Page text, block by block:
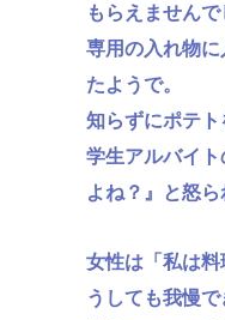
もらえませんで
専用の入れ物
たようで。
知らずにポテト
学生アルバイ
よね？』と怒ら
女性は「私は
うしても我慢